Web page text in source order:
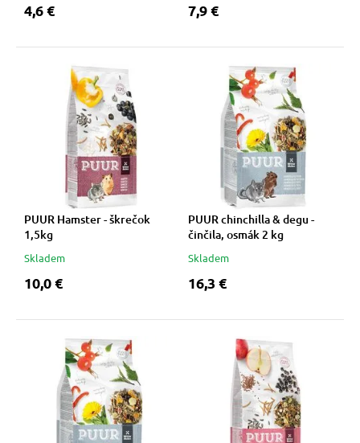
4,6 € 7,9 €
PUUR Hamster - škrečok
1,5kg
Skladem
10,0 €
PUUR chinchilla & degu -
činčila, osmák 2 kg
Skladem
16,3 €